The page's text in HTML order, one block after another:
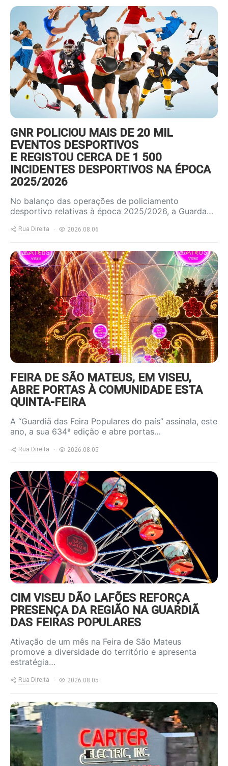
https://www.ruadireita.pt/wp-
content/uploads/2022/01/desporto-
800x600.jpg
GNR POLICIOU MAIS DE 20 MIL
EVENTOS DESPORTIVOS
E REGISTOU CERCA DE 1 500
INCIDENTES DESPORTIVOS NA ÉPOCA
2025/2026
No balanço das operações de policiamento
desportivo relativas à época 2025/2026, a Guarda…
Rua Direita 2026.08.06
https://www.ruadireita.pt/wp-
content/uploads/2025/06/feira-
sao-mateus-800x600.jpg
FEIRA DE SÃO MATEUS, EM VISEU,
ABRE PORTAS À COMUNIDADE ESTA
QUINTA-FEIRA
A “Guardiã das Feira Populares do país” assinala, este
ano, a sua 634ª edição e abre portas…
Rua Direita 2026.08.05
https://www.ruadireita.pt/wp-
content/uploads/2026/08/feira-
s-mateus-800x600.jpg
CIM VISEU DÃO LAFÕES REFORÇA
PRESENÇA DA REGIÃO NA GUARDIÃ
DAS FEIRAS POPULARES
Ativação de um mês na Feira de São Mateus
promove a diversidade do território e apresenta
estratégia…
Rua Direita 2026.08.05
https://www.ruadireita.pt/wp-
content/uploads/2026/08/Carter-
Electric-2-800x600.jpg